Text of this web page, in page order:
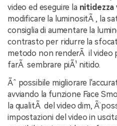
video ed eseguire la nitidezza
modificare la luminositÃ , la
consiglia di aumentare la
contrasto per ridurre la
metodo non renderÃ il
farÃ sembrare piÃ¹ nitido.
Ãˆ possibile migliorare
avviando la funzione Face
la qualitÃ del video dim, Ã¨
impostazioni del video in